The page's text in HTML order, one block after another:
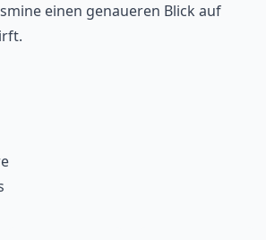
einen genaueren Blick auf